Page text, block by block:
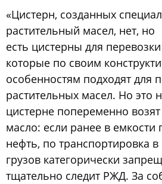
«Цистерн, созданных
растительный масел, нет, но
есть цистерны для
которые по своим
особенностям подходят для
растительных масел. Но это
цистерне попеременно
масло: если ранее в емкости
нефть, по транспортировка
грузов категорически
тщательно следит РЖД. За